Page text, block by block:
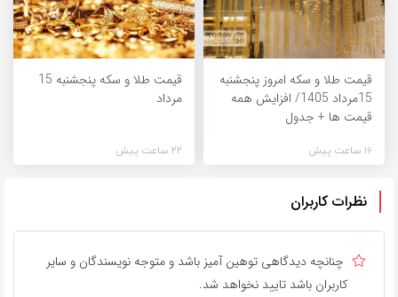
قیمت طلا و سکه امروز پنجشنبه
15مرداد 1405/ افزایش همه
قیمت ها + جدول
16 ساعت پیش
قیمت طلا و سکه پنجشنبه 15
مرداد
22 ساعت پیش
نظرات کاربران
چنانچه دیدگاهی توهین آمیز باشد و متوجه نویسندگان و سایر
کاربران باشد تایید نخواهد شد.